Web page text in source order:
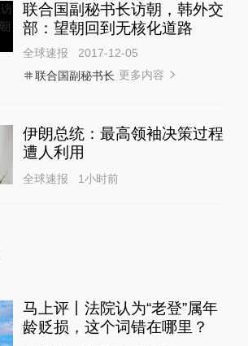
联合国副秘书长访朝，韩外交
部：望朝回到无核化道路
全球速报
2017-12-05
联合国副秘书长 更多内容
伊朗总统：最高领袖决策过程
遭人利用
全球速报 1小时前
马上评丨法院认为“老登”属年
龄贬损，这个词错在哪里？